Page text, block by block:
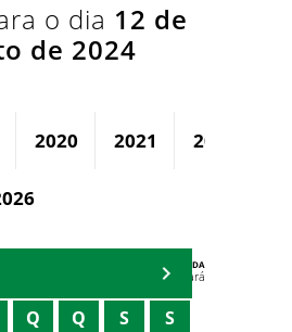
o dia 12 de
de 2024
2020 2021 2022
AGENDA
Polícia Militar do Ceará
Q Q S S